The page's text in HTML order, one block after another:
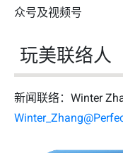
众号及视频号
玩美联络人
新闻联络：Winter